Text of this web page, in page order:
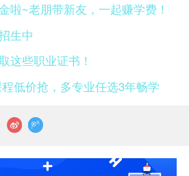
啦~老朋带新友，一起赚学费！
生中
这些职业证书！
低价抢，多专业任选3年畅学